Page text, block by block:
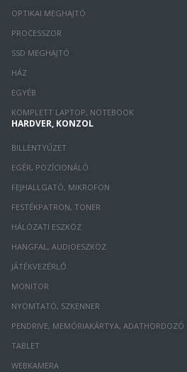
OPTIKAI MEGHAJTÓ
PROCESSZOR
SSD MEGHAJTÓ
HÁZ
EGYÉB
KOMPLETT LAPTOP, NOTEBOOK
HARDVER, KONZOL
BILLENTYŰZET
EGÉR, POZÍCIONÁLÓ
FEJHALLGATÓ, MIKROFON
FESTÉKPATRON, TONER
HÁLÓZATI ESZKÖZ
HANGFAL, AUDIOESZKÖZ
JÁTÉKVEZÉRLŐ
MONITOR
NYOMTATÓ, SZKENNER
PENDRIVE, MEMÓRIAKÁRTYA, ADATHORDOZÓ
TABLET
WEBKAMERA